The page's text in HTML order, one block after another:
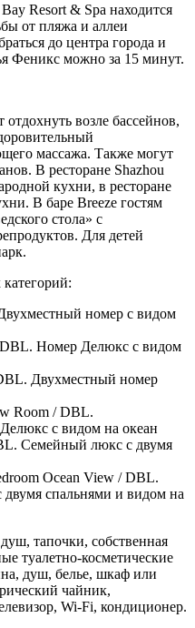
Resort & Spa находится
от пляжа и аллеи
до центра города и
Феникс можно за 15 минут.
возле бассейнов,
массажа. Также могут
В ресторане Shazhou
кухни, в ресторане
В баре Breeze гостям
стола» с
Для детей
номер с видом
Номер Делюкс с видом
Двухместный номер
Room / DBL.
с видом на океан
Семейный люкс с двумя
Ocean View / DBL.
спальнями и видом на
тапочки, собственная
туалетно-косметические
душ, белье, шкаф или
чайник,
Wi-Fi, кондиционер.